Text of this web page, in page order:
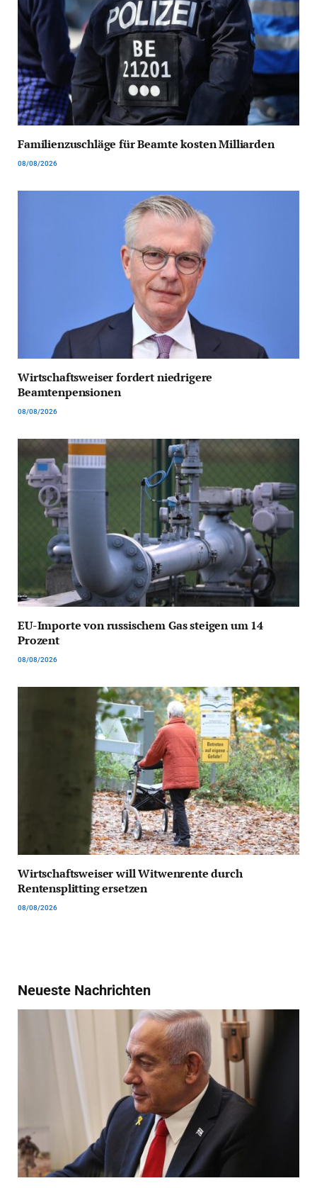
Familienzuschläge für Beamte kosten Milliarden
08/08/2026
Wirtschaftsweiser fordert niedrigere
Beamtenpensionen
08/08/2026
EU-Importe von russischem Gas steigen um 14
Prozent
08/08/2026
Wirtschaftsweiser will Witwenrente durch
Rentensplitting ersetzen
08/08/2026
Neueste Nachrichten